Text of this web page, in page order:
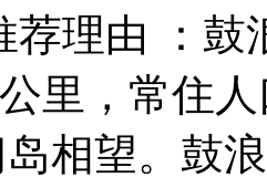
荐理由 ：鼓
里，常住
相望。鼓